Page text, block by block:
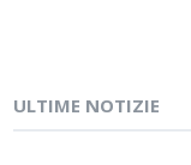
ULTIME NOTIZIE